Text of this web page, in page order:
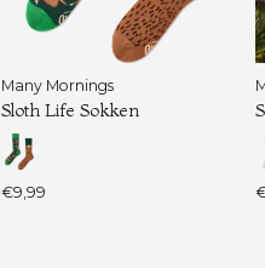
Many Mornings
Sloth Life Sokken
€9,99